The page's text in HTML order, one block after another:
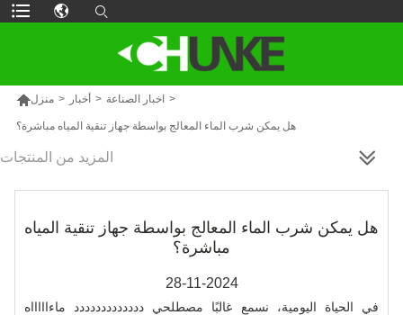
منزل > أخبار > اخبار الصناعة >
هل يمكن شرب الماء المعالج بواسطة جهاز تنقية المياه مباشرة؟
المزيد من المنتجات
هل يمكن شرب الماء المعالج بواسطة جهاز تنقية المياه
مباشرة؟
28-11-2024
في الحياة اليومية، نسمع غالبًا مصطلحي ددددددددددددد ماءاااااه